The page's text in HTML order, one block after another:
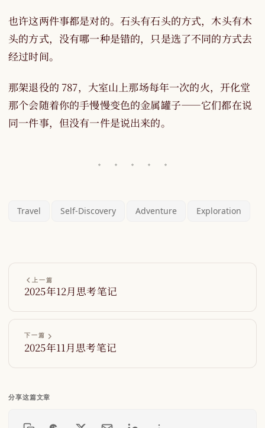
也许这两件事都是对的。石头有石头的方式，木头有木
头的方式，没有哪一种是错的，只是选了不同的方式去
经过时间。
那架退役的 787，大室山上那场每年一次的火，开化堂
那个会随着你的手慢慢变色的金属罐子——它们都在说
同一件事，但没有一件是说出来的。
Travel Self-Discovery Adventure Exploration
上一篇
2025年12月思考笔记
下一篇
2025年11月思考笔记
分享这篇文章